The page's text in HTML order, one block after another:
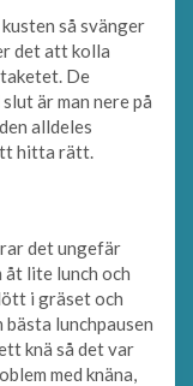
så svänger
det att kolla
De
är man nere på
alldeles
hitta rätt.
det ungefär
åt lite lunch och
i gräset och
lunchpausen
knä så det var
med knäna,